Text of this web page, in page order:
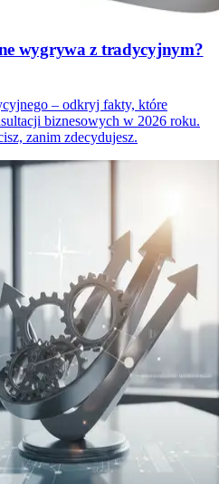
wygrywa z tradycyjnym?
– odkryj fakty, które
biznesowych w 2026 roku.
zanim zdecydujesz.